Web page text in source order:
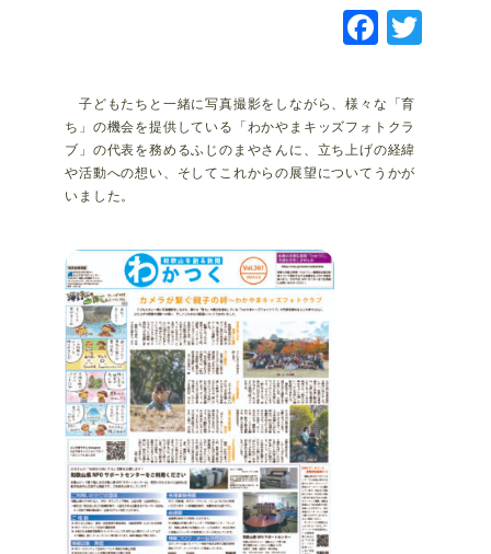
F
a
c
e
b
T
子どもたちと一緒に写真撮影をしながら、様々な「育
ち」の機会を提供している「わかやまキッズフォトクラ
ブ」の代表を務めるふじのまやさんに、立ち上げの経緯
や活動への想い、そしてこれからの展望についてうかが
いました。